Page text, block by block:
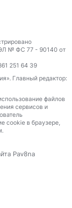
№ ФС 77 - 90140 от
251 64 39
Главный редактор:
файлов
сервисов и
сооkіе в браузере,
Pav8na